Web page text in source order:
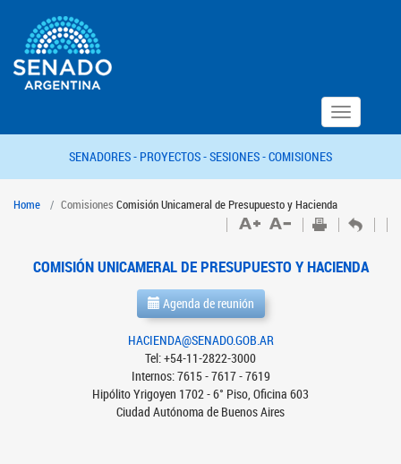
Toggle
navigation
SENADORES - PROYECTOS -SESIONES -COMISIONES
Home Comisiones Comisión Unicameral de Presupuesto y Hacienda
COMISIÓN UNICAMERAL DE PRESUPUESTO Y HACIENDA
Agenda de reunión
HACIENDA@SENADO.GOB.AR
Tel: +54-11-2822-3000
Internos: 7615 - 7617 - 7619
Hipólito Yrigoyen 1702 - 6° Piso, Oficina 603
Ciudad Autónoma de Buenos Aires